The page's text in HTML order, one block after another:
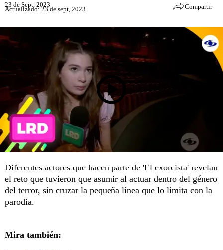
23 de Sept, 2023
Actualizado: 23 de sept, 2023 Compartir
Diferentes actores que hacen parte de 'El exorcista' revelan
el reto que tuvieron que asumir al actuar dentro del género
del terror, sin cruzar la pequeña línea que lo limita con la
parodia.
Mira también: